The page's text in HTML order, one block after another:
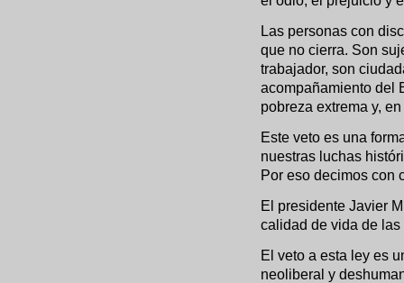
Las personas con
que no cierra. Son
trabajador, son
acompañamiento del
pobreza extrema y,
Este veto es una
nuestras luchas
Por eso decimos con
El presidente Javier
calidad de vida de
El veto a esta ley es
neoliberal y